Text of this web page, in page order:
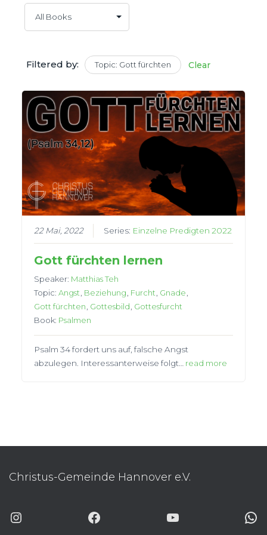
Filtered by: Topic: Gott fürchten Clear
22 Mai, 2022 Series: Einzelne Predigten 2022
Gott fürchten lernen
Speaker: Matthias Teh
Topic:Angst, Beziehung, Furcht, Gnade,
Gott fürchten, Gottesbild, Gottesfurcht
Book: Psalmen
Psalm 34 fordert uns auf, falsche Angst
abzulegen. Interessanterweise folgt… read more
Christus-Gemeinde Hannover e.V.